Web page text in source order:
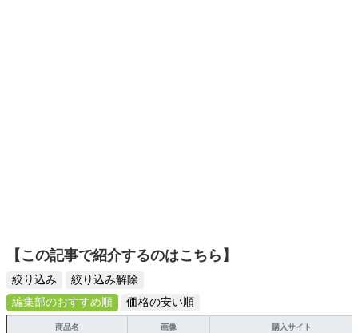
【この記事で紹介するのはこちら】
絞り込み
絞り込み解除
編集部のおすすめ順
価格の安い順
商品名 画像 購入サイト